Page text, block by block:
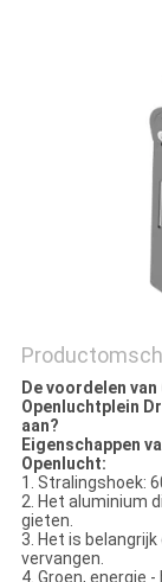
De voordelen
Openluchtplein
aan?
Eigenschappen
Openlucht:
1. Stralingshoek:
2. Het aluminium
gieten.
3. Het is
vervangen.
4. Groen, energie